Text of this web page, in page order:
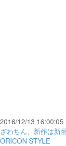
2016/12/13 16:00:05
ざわちん、新作は新
ORICON STYLE